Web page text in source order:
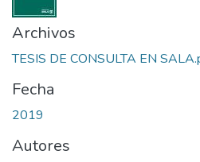
Archivos
TESIS DE CONSULTA EN
Fecha
2019
Autores